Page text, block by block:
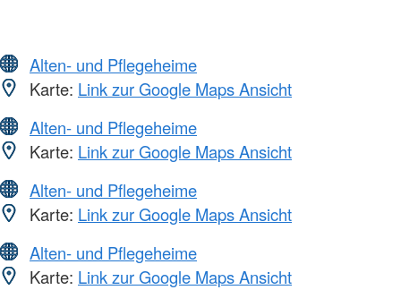
Alten- und Pflegeheime
Karte: Link zur Google Maps Ansicht
Alten- und Pflegeheime
Karte: Link zur Google Maps Ansicht
Alten- und Pflegeheime
Karte: Link zur Google Maps Ansicht
Alten- und Pflegeheime
Karte: Link zur Google Maps Ansicht